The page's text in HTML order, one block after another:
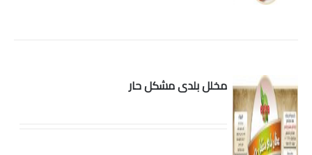
مخلل بلدى مشكل حار